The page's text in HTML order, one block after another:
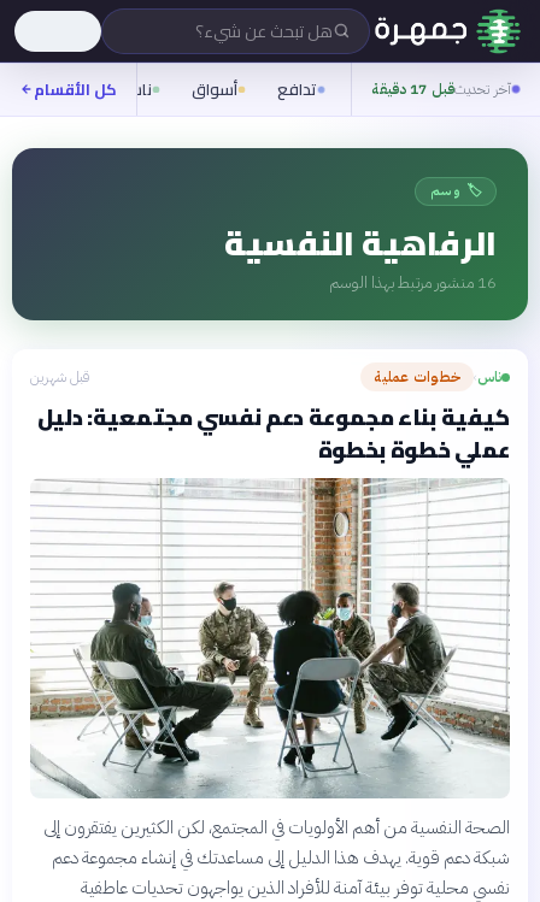
هل تبحث عن شيء؟
آخر تحديثقبل 17 دقيقة تدافع أسواق ناس روح
كل الأقسام
🏷️ وسم
الرفاهية النفسية
16 منشور مرتبط بهذا الوسم
ناس› خطوات عملية قبل شهرين
كيفية بناء مجموعة دعم نفسي مجتمعية: دليل
عملي خطوة بخطوة
الصحة النفسية من أهم الأولويات في المجتمع، لكن الكثيرين يفتقرون إلى
شبكة دعم قوية. يهدف هذا الدليل إلى مساعدتك في إنشاء مجموعة دعم
نفسي محلية توفر بيئة آمنة للأفراد الذين يواجهون تحديات عاطفية